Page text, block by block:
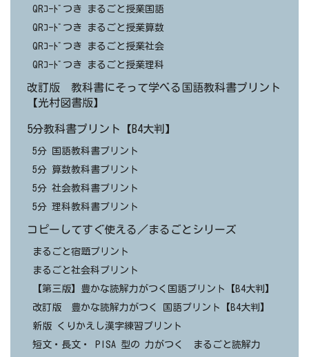
QRｺｰﾄﾞつき まるごと授業国語
QRｺｰﾄﾞつき まるごと授業算数
QRｺｰﾄﾞつき まるごと授業社会
QRｺｰﾄﾞつき まるごと授業理科
改訂版 教科書にそって学べる国語教科書プリント
【光村図書版】
5分教科書プリント【B4大判】
5分 国語教科書プリント
5分 算数教科書プリント
5分 社会教科書プリント
5分 理科教科書プリント
コピーしてすぐ使える／まるごとシリーズ
まるごと宿題プリント
まるごと社会科プリント
【第三版】豊かな読解力がつく国語プリント【B4大判】
改訂版 豊かな読解力がつく 国語プリント【B4大判】
新版 くりかえし漢字練習プリント
短文・長文・ PISA 型の 力がつく まるごと読解力